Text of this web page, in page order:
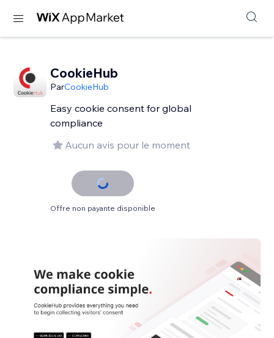
CookieHub
ParCookieHub
Easy cookie consent for global
compliance
Aucun avis pour le moment
Offre non payante disponible